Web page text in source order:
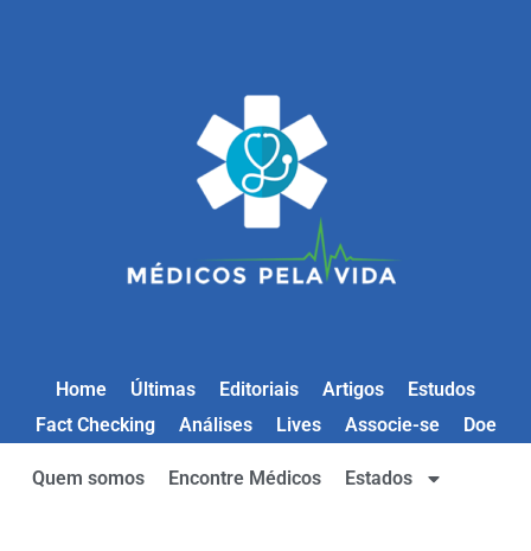
Home Últimas Editoriais Artigos
Estudos
Fact Checking
Análises Lives Associe-se Doe
Quem somos Encontre Médicos Estados